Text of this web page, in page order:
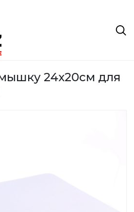
24x20см для